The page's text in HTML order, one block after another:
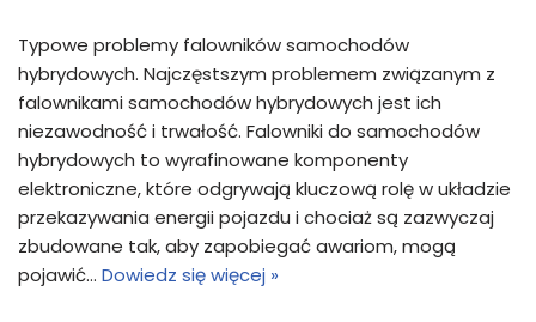
Typowe problemy falowników samochodów
hybrydowych. Najczęstszym problemem związanym z
falownikami samochodów hybrydowych jest ich
niezawodność i trwałość. Falowniki do samochodów
hybrydowych to wyrafinowane komponenty
elektroniczne, które odgrywają kluczową rolę w układzie
przekazywania energii pojazdu i chociaż są zazwyczaj
zbudowane tak, aby zapobiegać awariom, mogą
pojawić… Dowiedz się więcej »